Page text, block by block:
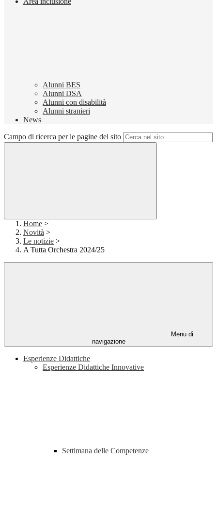
Alunni BES
Alunni DSA
Alunni con disabilità
Alunni stranieri
News
Campo di ricerca per le pagine del sito
Home >
Novità >
Le notizie >
A Tutta Orchestra 2024/25
Menu di
navigazione
Esperienze Didattiche
Esperienze Didattiche Innovative
Settimana delle Competenze